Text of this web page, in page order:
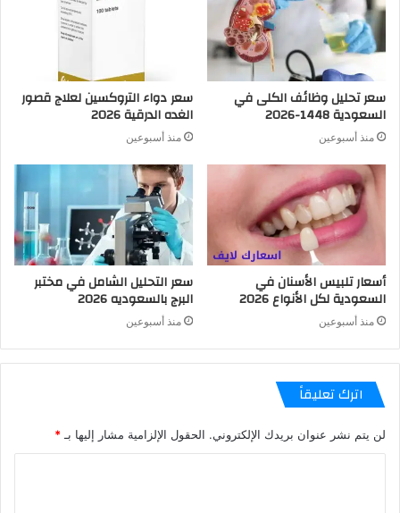
سعر تحليل وظائف الكلى في
السعودية 1448-2026
منذ أسبوعين
سعر دواء التروكسين لعلاج قصور
الغده الدرقية 2026
منذ أسبوعين
أسعار تلبيس الأسنان في
السعودية لكل الأنواع 2026
منذ أسبوعين
سعر التحليل الشامل في مختبر
البرج بالسعوديه 2026
منذ أسبوعين
اترك تعليقاً
لن يتم نشر عنوان بريدك الإلكتروني. الحقول الإلزامية مشار إليها بـ *